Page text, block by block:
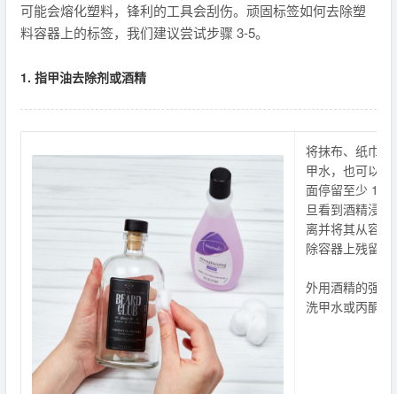
可能会熔化塑料，锋利的工具会刮伤。顽固标签如何去除塑
料容器上的标签，我们建议尝试步骤 3-5。
1. 指甲油去除剂或酒精
将抹布、纸巾
甲水，也可以
面停留至少 15
旦看到酒精浸
离并将其从容
除容器上残留的
外用酒精的强
洗甲水或丙酮